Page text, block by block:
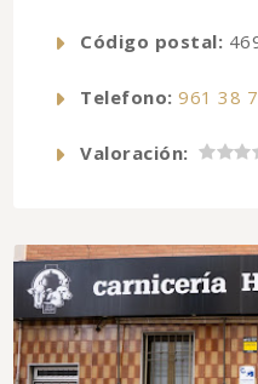
Código postal:
Telefono: 961 38
Valoración: